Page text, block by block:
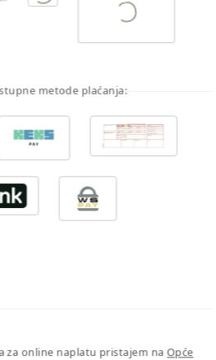
metode plaćanja:
za online naplatu pristajem na Opće